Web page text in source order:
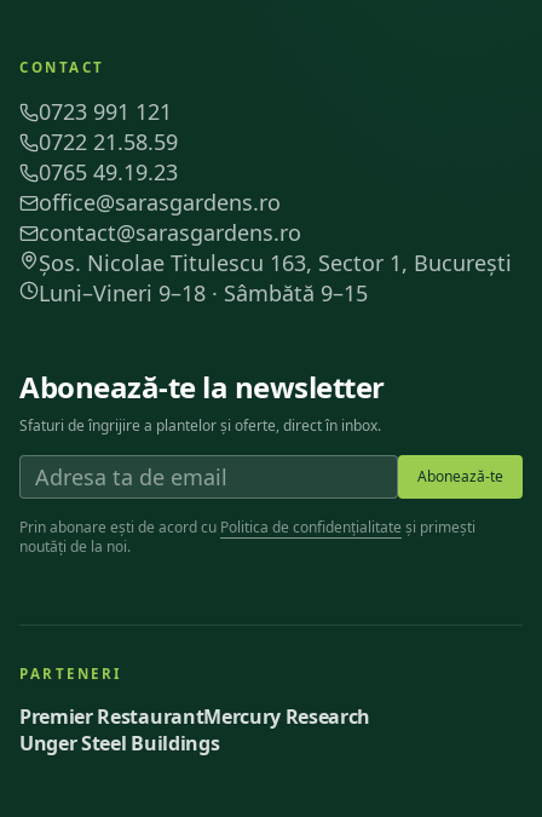
CONTACT
0723 991 121
0722 21.58.59
0765 49.19.23
office@sarasgardens.ro
contact@sarasgardens.ro
Șos. Nicolae Titulescu 163, Sector 1, București
Luni–Vineri 9–18 · Sâmbătă 9–15
Abonează-te la newsletter
Sfaturi de îngrijire a plantelor și oferte, direct în inbox.
Abonează-te
Prin abonare ești de acord cu Politica de confidențialitate și primești
noutăți de la noi.
PARTENERI
Premier RestaurantMercury Research
Unger Steel Buildings